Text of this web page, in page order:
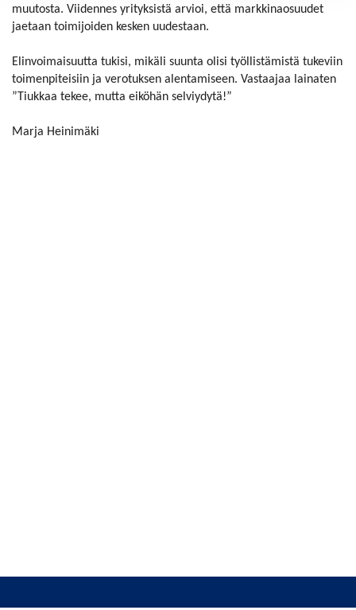
muutosta. Viidennes yrityksistä arvioi, että markkinaosuudet
jaetaan toimijoiden kesken uudestaan.
Elinvoimaisuutta tukisi, mikäli suunta olisi työllistämistä tukeviin
toimenpiteisiin ja verotuksen alentamiseen. Vastaajaa lainaten
”Tiukkaa tekee, mutta eiköhän selviydytä!”
Marja Heinimäki